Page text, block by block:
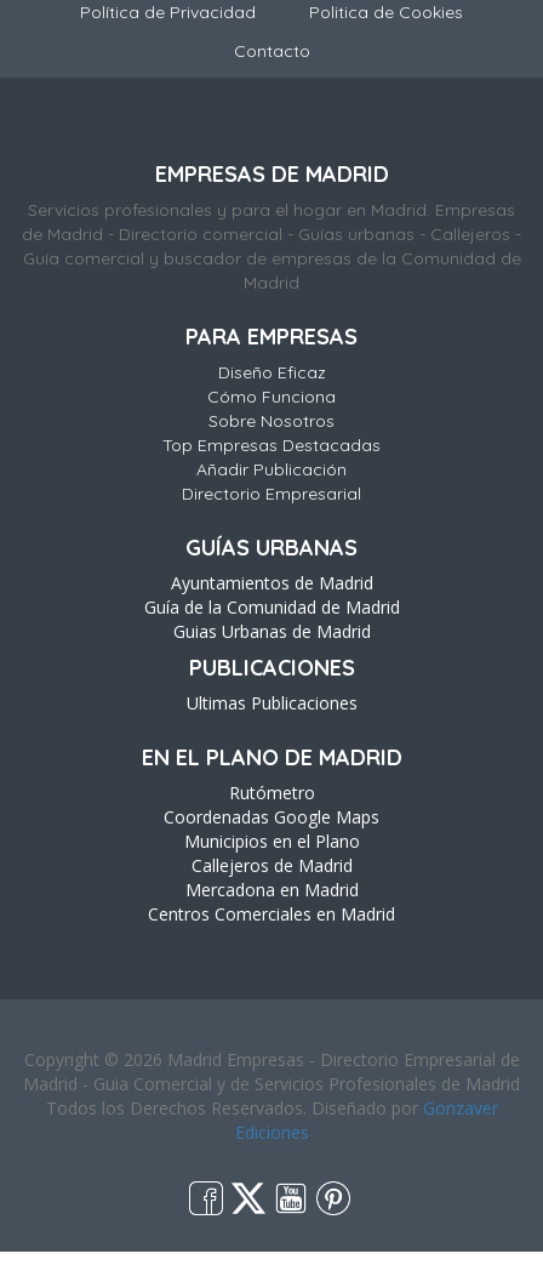
Política de Privacidad
Politica de Cookies
Contacto
EMPRESAS DE MADRID
Servicios profesionales y para el hogar en Madrid. Empresas
de Madrid - Directorio comercial - Guías urbanas - Callejeros -
Guía comercial y buscador de empresas de la Comunidad de
Madrid
PARA EMPRESAS
Diseño Eficaz
Cómo Funciona
Sobre Nosotros
Top Empresas Destacadas
Añadir Publicación
Directorio Empresarial
GUÍAS URBANAS
Ayuntamientos de Madrid
Guía de la Comunidad de Madrid
Guias Urbanas de Madrid
PUBLICACIONES
Ultimas Publicaciones
EN EL PLANO DE MADRID
Rutómetro
Coordenadas Google Maps
Municipios en el Plano
Callejeros de Madrid
Mercadona en Madrid
Centros Comerciales en Madrid
Copyright © 2026 Madrid Empresas - Directorio Empresarial de
Madrid - Guia Comercial y de Servicios Profesionales de Madrid
Todos los Derechos Reservados. Diseñado por Gonzaver
Ediciones